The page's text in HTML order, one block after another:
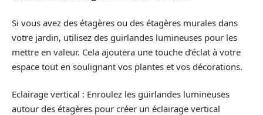
Si vous avez des étagères ou des étagères murales dans
votre jardin, utilisez des guirlandes lumineuses pour les
mettre en valeur. Cela ajoutera une touche d’éclat à votre
espace tout en soulignant vos plantes et vos décorations.
Eclairage vertical : Enroulez les guirlandes lumineuses
autour des étagères pour créer un éclairage vertical